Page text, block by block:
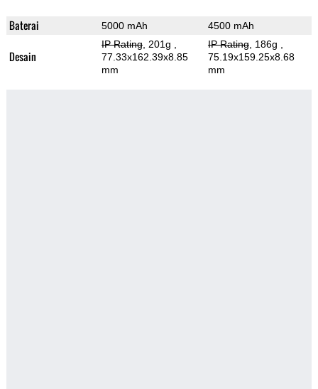
Baterai 5000 mAh 4500 mAh
Desain
IP Rating, 201g
77.33x162.39x8.85
mm
IP Rating, 186g
75.19x159.25x8.68
mm